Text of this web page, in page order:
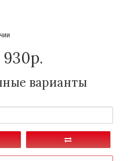
930р.
варианты